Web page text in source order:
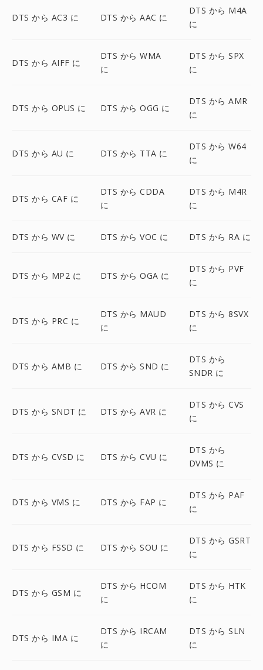
DTS から AC3 に DTS から AAC に
DTS から M4A
に
DTS から AIFF に
DTS から WMA
に
DTS から SPX
に
DTS から OPUS に DTS から OGG に
DTS から AMR
に
DTS から AU に DTS から TTA に
DTS から W64
に
DTS から CAF に
DTS から CDDA
に
DTS から M4R
に
DTS から WV に DTS から VOC に DTS から RA に
DTS から MP2 に DTS から OGA に
DTS から PVF
に
DTS から PRC に
DTS から MAUD
に
DTS から 8SVX
に
DTS から AMB に DTS から SND に
DTS から
SNDR に
DTS から SNDT に DTS から AVR に
DTS から CVS
に
DTS から CVSD に DTS から CVU に
DTS から
DVMS に
DTS から VMS に DTS から FAP に
DTS から PAF
に
DTS から FSSD に DTS から SOU に
DTS から GSRT
に
DTS から GSM に
DTS から HCOM
に
DTS から HTK
に
DTS から IMA に
DTS から IRCAM
に
DTS から SLN
に